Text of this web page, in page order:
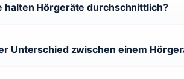
halten Hörgeräte durchschnittlich?
Unterschied zwischen einem